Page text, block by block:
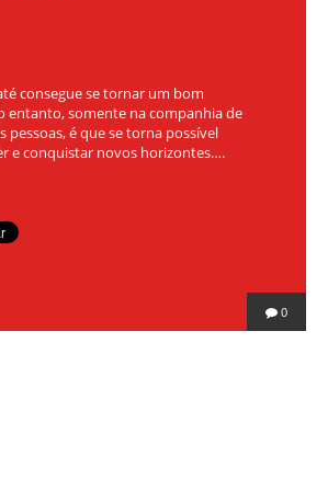
consegue se tornar um bom
entanto, somente na companhia de
pessoas, é que se torna possível
e conquistar novos horizontes….
0